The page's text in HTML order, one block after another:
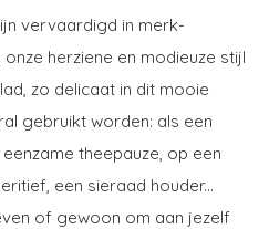
vervaardigd in merk-
herziene en modieuze stijl
zo delicaat in dit mooie
gebruikt worden: als een
theepauze, op een
een sieraad houder...
of gewoon om aan jezelf